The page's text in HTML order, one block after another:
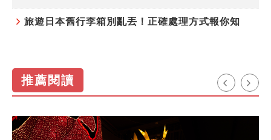
旅遊日本舊行李箱別亂丟！正確處理方式報你知
推薦閱讀